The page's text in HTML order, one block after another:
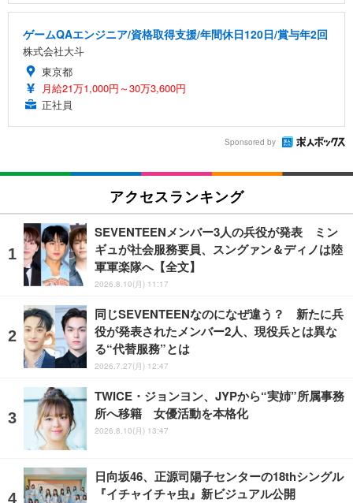
ゲームQAエンジニア/資格取得支援/年間休日120日/賞与年2回
株式会社大斗
東京都
月給21万1,000円～30万3,600円
正社員
Sponsored by
アクセスランキング
SEVENTEENメンバー3人の兵役が発表 ミン
ギュが社会服務要員、スングァン＆ディノは陸
軍軍楽隊へ【全文】
2026.8.10(月) 11:17
同じSEVENTEENなのになぜ違う？ 新たに兵
役が発表されたメンバー2人、現役兵とは異な
る“代替服務”とは
2026.7.27(月) 12:47
TWICE・ジョンヨン、JYPから“実姉”所属事務
所へ移籍 女優活動を本格化
2026.8.10(月) 13:47
日向坂46、正源司陽子センターの18thシングル
『イチャイチャ虫』新ビジュアル公開